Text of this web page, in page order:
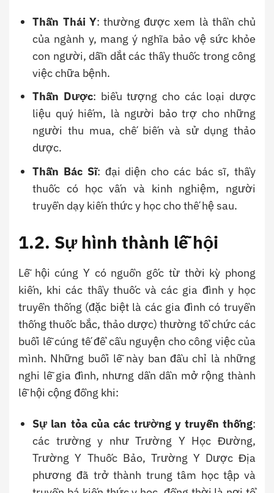
Thần Thái Y: thường được xem là thần chủ
của ngành y, mang ý nghĩa bảo vệ sức khỏe
con người, dẫn dắt các thầy thuốc trong công
việc chữa bệnh.
Thần Dược: biểu tượng cho các loại dược
liệu quý hiếm, là người bảo trợ cho những
người thu mua, chế biến và sử dụng thảo
dược.
Thần Bác Sĩ: đại diện cho các bác sĩ, thầy
thuốc có học vấn và kinh nghiệm, người
truyền dạy kiến thức y học cho thế hệ sau.
1.2. Sự hình thành lễ hội
Lễ hội cúng Y có nguồn gốc từ thời kỳ phong
kiến, khi các thầy thuốc và các gia đình y học
truyền thống (đặc biệt là các gia đình có truyền
thống thuốc bắc, thảo dược) thường tổ chức các
buổi lễ cúng tế để cầu nguyện cho công việc của
mình. Những buổi lễ này ban đầu chỉ là những
nghi lễ gia đình, nhưng dần dần mở rộng thành
lễ hội cộng đồng khi:
Sự lan tỏa của các trường y truyền thống:
các trường y như Trường Y Học Đường,
Trường Y Thuốc Bảo, Trường Y Dược Địa
phương đã trở thành trung tâm học tập và